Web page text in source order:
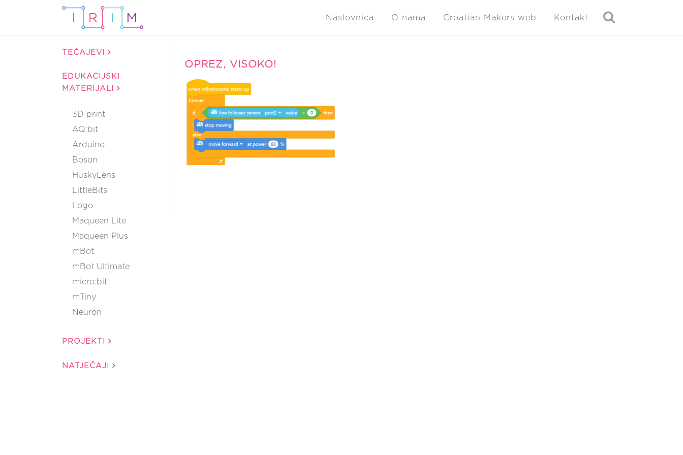
Naslovnica O nama Croatian Makers web Kontakt
TEČAJEVI
EDUKACIJSKI
MATERIJALI
3D print
AQ:bit
Arduino
Boson
HuskyLens
LittleBits
Logo
Maqueen Lite
Maqueen Plus
mBot
mBot Ultimate
micro:bit
mTiny
Neuron
PROJEKTI
NATJEČAJI
OPREZ, VISOKO!